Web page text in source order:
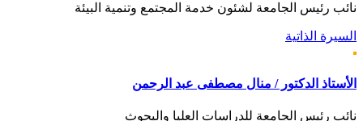
نائب رئيس الجامعة لشئون خدمة المجتمع وتنمية البيئة
السيرة الذاتية
الأستاذ الدكتور / منال مصطفى عبد الرحمن
نائب رئيس الجامعة للدراسات العليا والبحوث